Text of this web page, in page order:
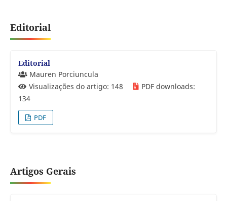
Editorial
Editorial
Mauren Porciuncula
Visualizações do artigo: 148
PDF downloads:
134
PDF
Artigos Gerais